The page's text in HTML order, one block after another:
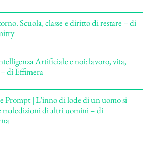
Scuola, classe e diritto di restare – di
Artificiale e noi: lavoro, vita,
di Effimera
Prompt | L’inno di lode di un uomo si
maledizioni di altri uomini – di